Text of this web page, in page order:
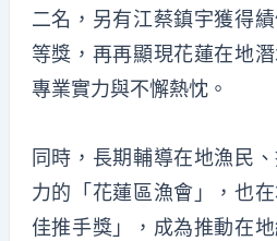
二名，另有江蔡鎮宇獲得
等獎，再再顯現花蓮在地
專業實力與不懈熱忱。
同時，長期輔導在地漁民
力的「花蓮區漁會」，也
佳推手獎」，成為推動在